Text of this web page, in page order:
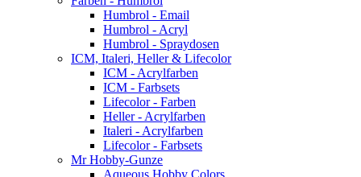
Humbrol - Email
Humbrol - Acryl
Humbrol - Spraydosen
ICM, Italeri, Heller & Lifecolor
ICM - Acrylfarben
ICM - Farbsets
Lifecolor - Farben
Heller - Acrylfarben
Italeri - Acrylfarben
Lifecolor - Farbsets
Mr Hobby-Gunze
Aqueous Hobby Colors